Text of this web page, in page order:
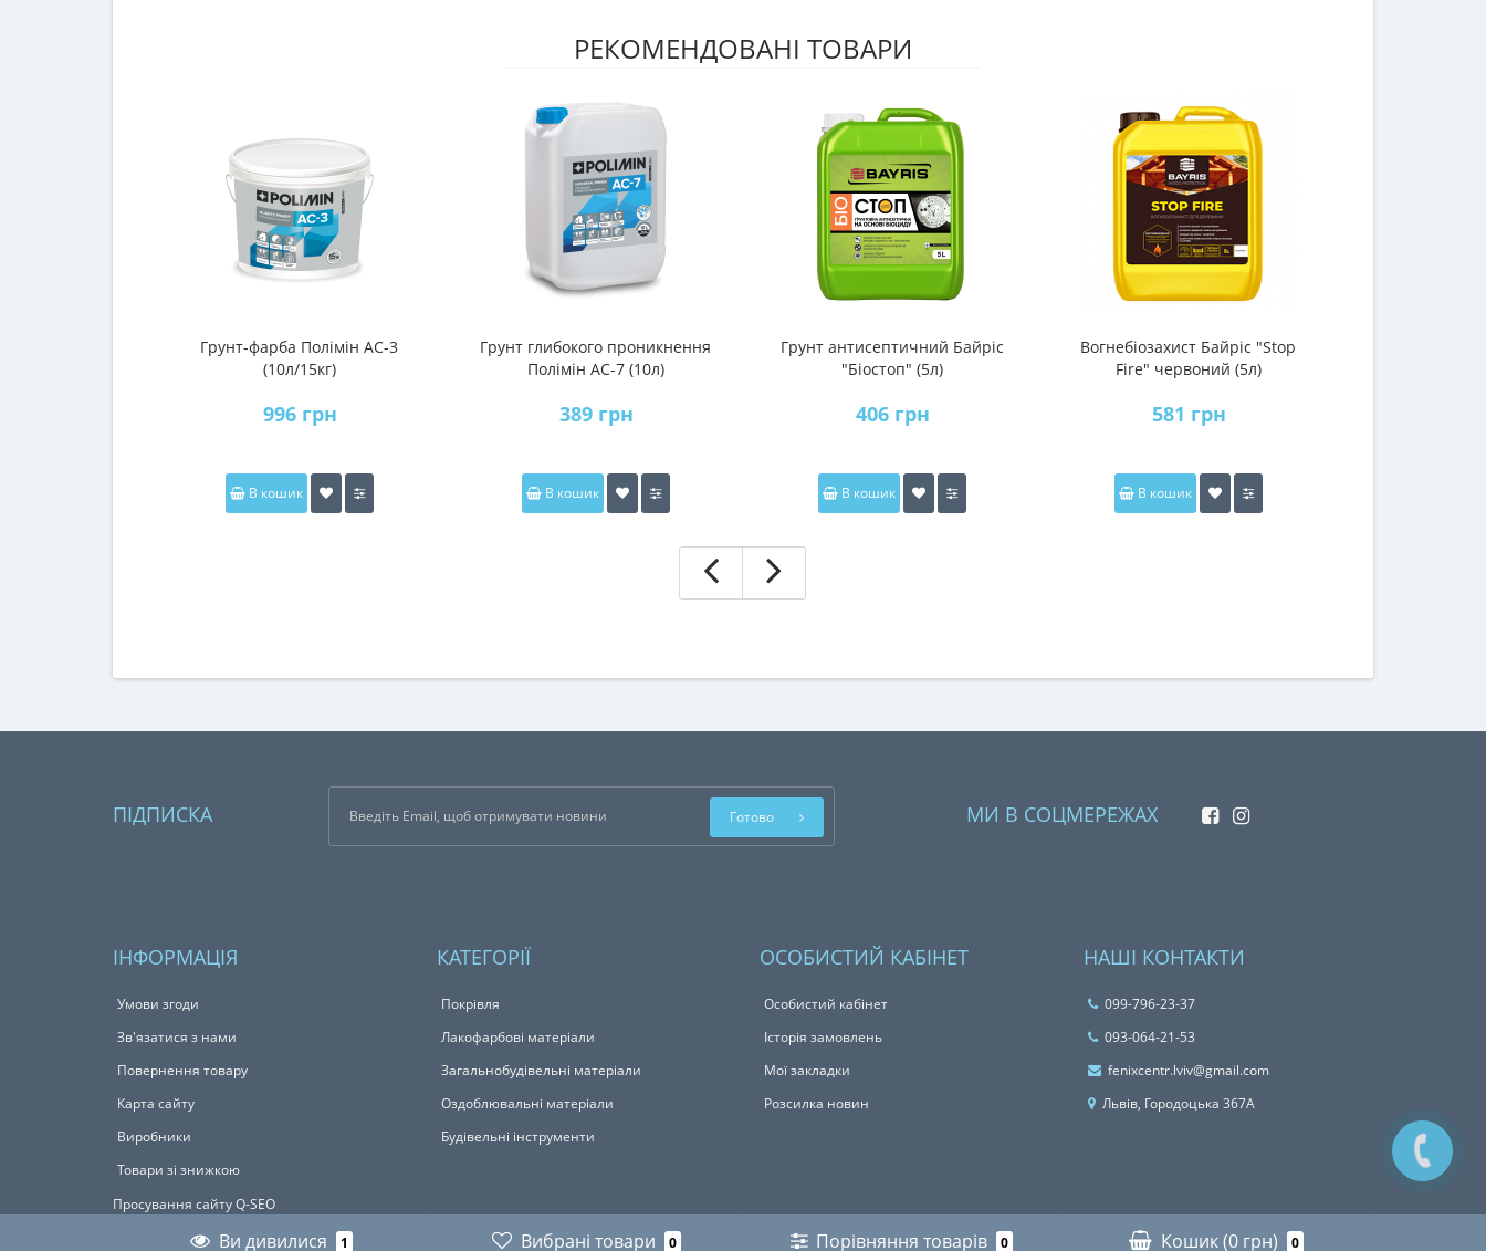
РЕКОМЕНДОВАНІ ТОВАРИ
Грунт-фарба Полімін АС-3
(10л/15кг)
996 грн
В кошик
Грунт глибокого проникнення
Полімін АС-7 (10л)
389 грн
В кошик
Грунт антисептичний Байріс
"Біостоп" (5л)
406 грн
В кошик
Вогнебіозахист Байріс "Stop
Fire" червоний (5л)
581 грн
В кошик
ПІДПИСКА Готово МИ В СОЦМЕРЕЖАХ
ІНФОРМАЦІЯ
Умови згоди
Зв'язатися з нами
Повернення товару
Карта сайту
Виробники
Товари зі знижкою
Просування сайту Q-SEO
КАТЕГОРІЇ
Покрівля
Лакофарбові матеріали
Загальнобудівельні матеріали
Оздоблювальні матеріали
Будівельні інструменти
ОСОБИСТИЙ КАБІНЕТ
Особистий кабінет
Історія замовлень
Мої закладки
Розсилка новин
НАШІ КОНТАКТИ
099-796-23-37
093-064-21-53
fenixcentr.lviv@gmail.com
Львiв, Городоцька 367А
Ви дивилися 1 Вибрані товари 0 Порівняння товарів 0 Кошик (0 грн) 0